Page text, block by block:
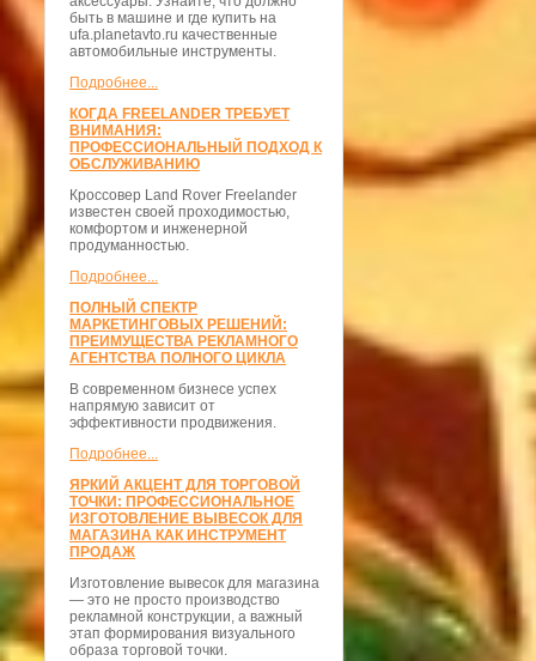
быть в машине и где купить на
ufa.planetavto.ru качественные
автомобильные инструменты.
Подробнее...
КОГДА FREELANDER ТРЕБУЕТ
ВНИМАНИЯ:
ПРОФЕССИОНАЛЬНЫЙ ПОДХОД К
ОБСЛУЖИВАНИЮ
Кроссовер Land Rover Freelander
известен своей проходимостью,
комфортом и инженерной
продуманностью.
Подробнее...
ПОЛНЫЙ СПЕКТР
МАРКЕТИНГОВЫХ РЕШЕНИЙ:
ПРЕИМУЩЕСТВА РЕКЛАМНОГО
АГЕНТСТВА ПОЛНОГО ЦИКЛА
В современном бизнесе успех
напрямую зависит от
эффективности продвижения.
Подробнее...
ЯРКИЙ АКЦЕНТ ДЛЯ ТОРГОВОЙ
ТОЧКИ: ПРОФЕССИОНАЛЬНОЕ
ИЗГОТОВЛЕНИЕ ВЫВЕСОК ДЛЯ
МАГАЗИНА КАК ИНСТРУМЕНТ
ПРОДАЖ
Изготовление вывесок для магазина
— это не просто производство
рекламной конструкции, а важный
этап формирования визуального
образа торговой точки.